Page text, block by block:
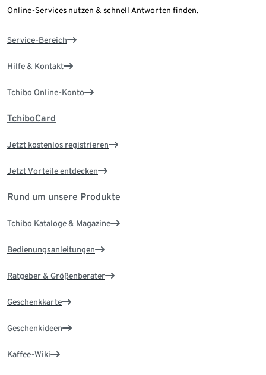
Online-Services nutzen & schnell Antworten finden.
Service-Bereich
Hilfe & Kontakt
Tchibo Online-Konto
TchiboCard
Jetzt kostenlos registrieren
Jetzt Vorteile entdecken
Rund um unsere Produkte
Tchibo Kataloge & Magazine
Bedienungsanleitungen
Ratgeber & Größenberater
Geschenkkarte
Geschenkideen
Kaffee-Wiki